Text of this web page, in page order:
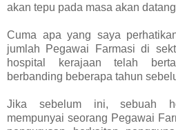
akan tepu pada masa akan
Cuma apa yang saya
jumlah Pegawai Farmasi di
hospital kerajaan telah
berbanding beberapa tahun
Jika sebelum ini, sebuah
mempunyai seorang Pegawai